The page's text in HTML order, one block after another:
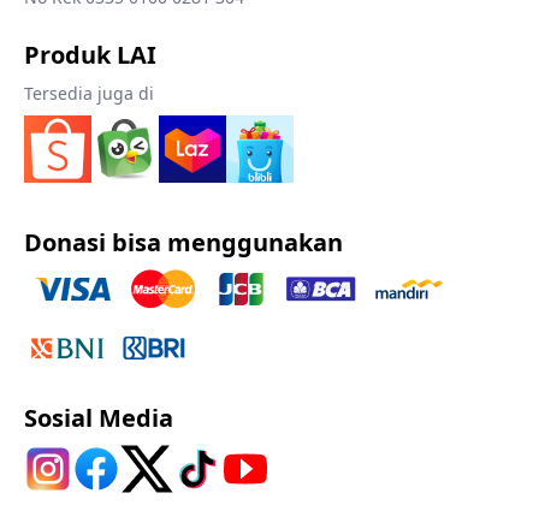
Produk LAI
Tersedia juga di
Donasi bisa menggunakan
Sosial Media